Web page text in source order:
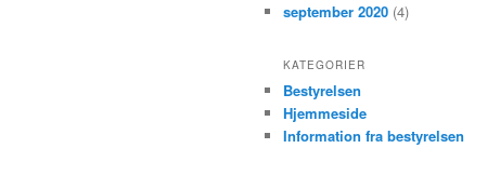
september 2020 (4)
KATEGORIER
Bestyrelsen
Hjemmeside
Information fra bestyrelsen